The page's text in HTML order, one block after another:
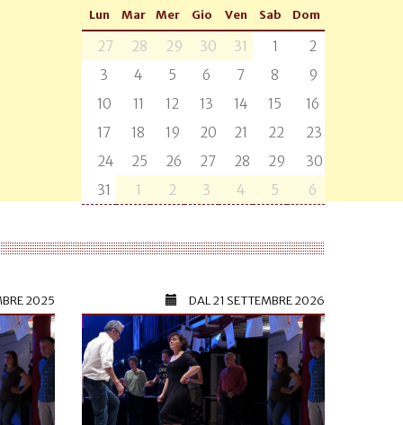
Lun Mar Mer Gio Ven Sab Dom
27 28 29 30 31 1
2
3
4 5 6 7 8
9
10
11 12 13 14 15
16
17
18 19 20 21 22
23
24
25 26 27 28 29
30
31
1 2 3 4 5 6
2025 DAL21 SETTEMBRE 2026